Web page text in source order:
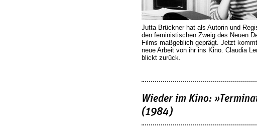
Jutta Brückner hat als Autorin und
den feministischen Zweig des Neuen
Films maßgeblich geprägt. Jetzt
neue Arbeit von ihr ins Kino. Claudia
blickt zurück.
Wieder im Kino:
(1984)